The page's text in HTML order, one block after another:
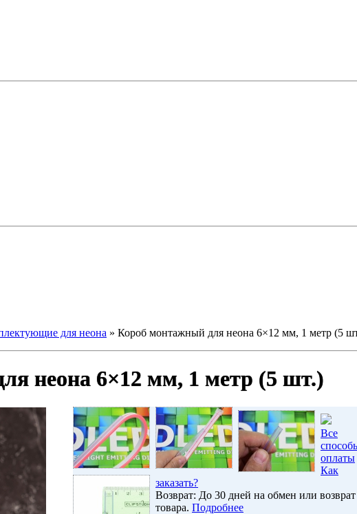
для неона » Короб монтажный для неона 6×12 мм, 1 метр (5
неона 6×12 мм, 1 метр (5 шт.)
Все
оплаты
Как
заказать?
Возврат: До 30 дней на обмен или возврат
товара. Подробнее